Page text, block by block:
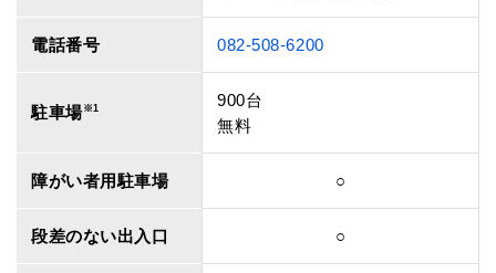
電話番号 082-508-6200
駐車場※1
900台
無料
障がい者用駐車場 ○
段差のない出入口 ○